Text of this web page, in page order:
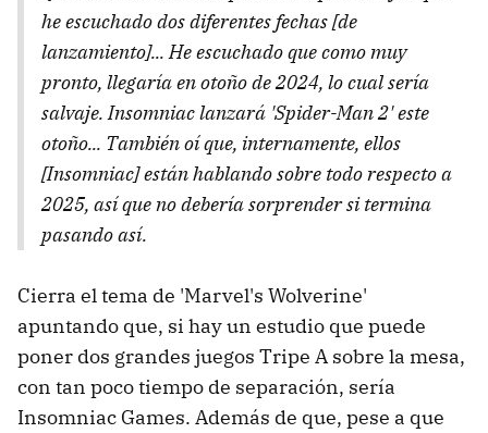
he escuchado dos diferentes fechas [de
lanzamiento]... He escuchado que como muy
pronto, llegaría en otoño de 2024, lo cual sería
salvaje. Insomniac lanzará 'Spider-Man 2' este
otoño... También oí que, internamente, ellos
[Insomniac] están hablando sobre todo respecto a
2025, así que no debería sorprender si termina
pasando así.
Cierra el tema de 'Marvel's Wolverine'
apuntando que, si hay un estudio que puede
poner dos grandes juegos Tripe A sobre la mesa,
con tan poco tiempo de separación, sería
Insomniac Games. Además de que, pese a que